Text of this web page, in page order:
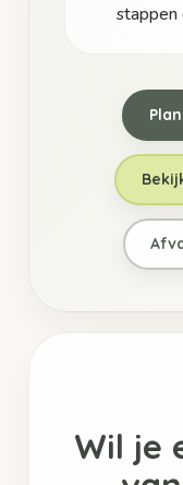
stappen
Wil je